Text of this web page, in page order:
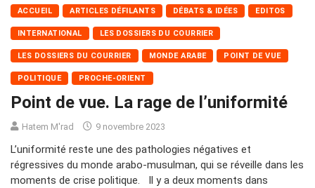
ACCUEIL ARTICLES DÉFILANTS DÉBATS & IDÉES EDITOS
INTERNATIONAL LES DOSSIERS DU COURRIER
LES DOSSIERS DU COURRIER MONDE ARABE POINT DE VUE
POLITIQUE PROCHE-ORIENT
Point de vue. La rage de l’uniformité
Hatem M'rad 9 novembre 2023
L’uniformité reste une des pathologies négatives et
régressives du monde arabo-musulman, qui se réveille dans les
moments de crise politique. Il y a deux moments dans